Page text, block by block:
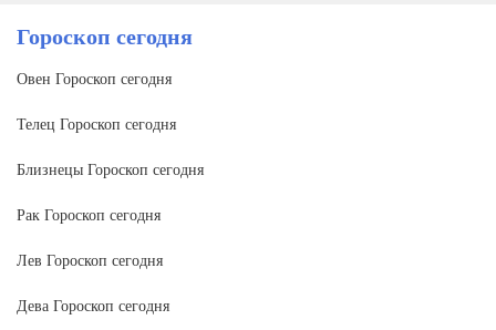
Гороскоп сегодня
Овен Гороскоп сегодня
Телец Гороскоп сегодня
Близнецы Гороскоп сегодня
Рак Гороскоп сегодня
Лев Гороскоп сегодня
Дева Гороскоп сегодня